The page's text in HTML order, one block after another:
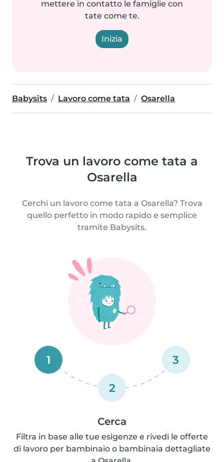
mettere in contatto le famiglie con
tate come te.
Inizia
Babysits Lavoro come tata Osarella
Trova un lavoro come tata a
Osarella
Cerchi un lavoro come tata a Osarella? Trova
quello perfetto in modo rapido e semplice
tramite Babysits.
1
2
3
Cerca
Filtra in base alle tue esigenze e rivedi le offerte
di lavoro per bambinaio o bambinaia dettagliate